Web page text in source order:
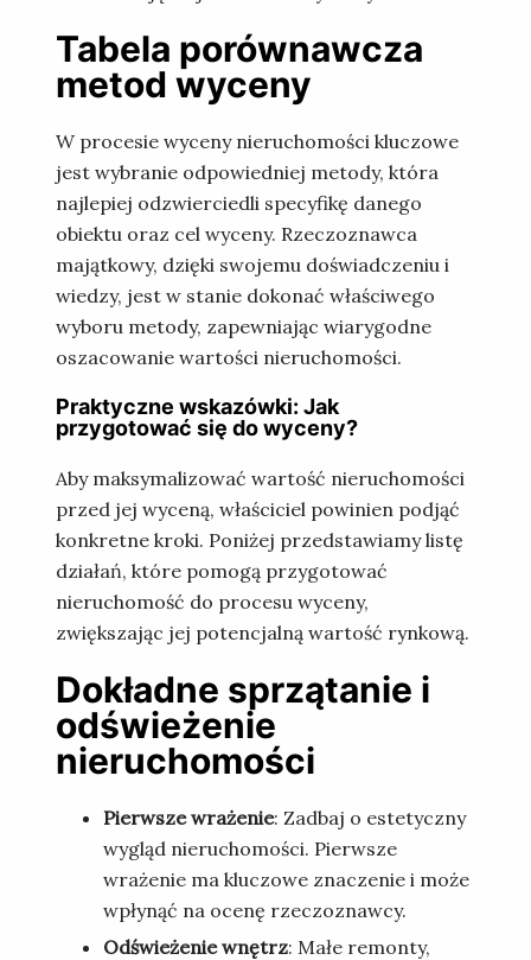
Tabela porównawcza
metod wyceny
W procesie wyceny nieruchomości kluczowe
jest wybranie odpowiedniej metody, która
najlepiej odzwierciedli specyfikę danego
obiektu oraz cel wyceny. Rzeczoznawca
majątkowy, dzięki swojemu doświadczeniu i
wiedzy, jest w stanie dokonać właściwego
wyboru metody, zapewniając wiarygodne
oszacowanie wartości nieruchomości.
Praktyczne wskazówki: Jak
przygotować się do wyceny?
Aby maksymalizować wartość nieruchomości
przed jej wyceną, właściciel powinien podjąć
konkretne kroki. Poniżej przedstawiamy listę
działań, które pomogą przygotować
nieruchomość do procesu wyceny,
zwiększając jej potencjalną wartość rynkową.
Dokładne sprzątanie i
odświeżenie
nieruchomości
Pierwsze wrażenie: Zadbaj o estetyczny
wygląd nieruchomości. Pierwsze
wrażenie ma kluczowe znaczenie i może
wpłynąć na ocenę rzeczoznawcy.
Odświeżenie wnętrz: Małe remonty,